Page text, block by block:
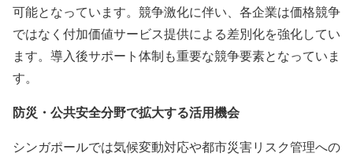
可能となっています。競争激化に伴い、各企業は価格競争
ではなく付加価値サービス提供による差別化を強化してい
ます。導入後サポート体制も重要な競争要素となっていま
す。
防災・公共安全分野で拡大する活用機会
シンガポールでは気候変動対応や都市災害リスク管理への